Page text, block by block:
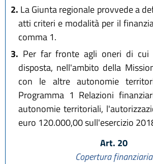
2. La Giunta regionale provvede a
atti criteri e modalità per il
comma 1.
3. Per far fronte agli oneri di
disposta, nell'ambito della
con le altre autonomie
Programma 1 Relazioni
autonomie territoriali,
euro 120.000,00 sull'esercizio
Art. 20
Copertura finanziaria